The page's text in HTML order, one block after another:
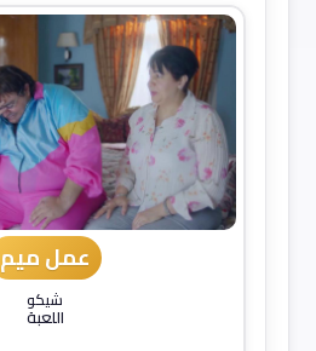
عمل ميم
شيكو
اللعبة